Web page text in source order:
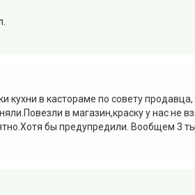
кухни в кастораме по совету
в магазин,краску у нас не
бы предупредили. Вообщем 3